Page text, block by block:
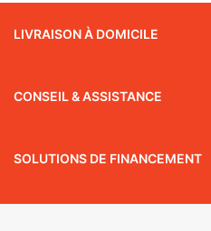
LIVRAISON À DOMICILE
CONSEIL & ASSISTANCE
SOLUTIONS DE FINANCEMENT